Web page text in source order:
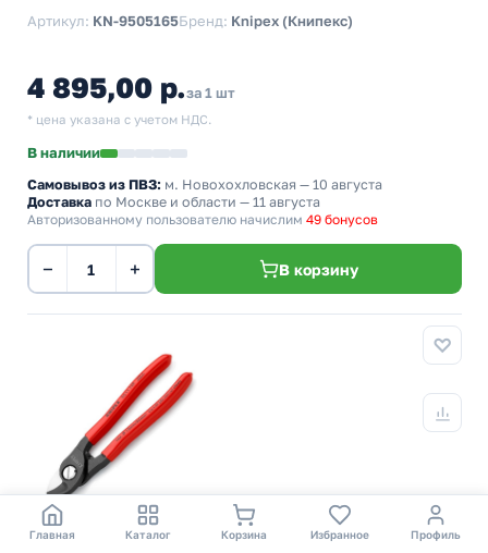
Артикул: KN-9505165Бренд: Knipex (Книпекс)
4 895,00 р.за 1 шт
* цена указана с учетом НДС.
В наличии
Самовывоз из ПВЗ: м. Новохохловская — 10 августа
Доставка по Москве и области — 11 августа
Авторизованному пользователю начислим 49 бонусов
− + В корзину
Ножницы Knipex для резки кабелей 165 мм
Главная Каталог Корзина Избранное Профиль